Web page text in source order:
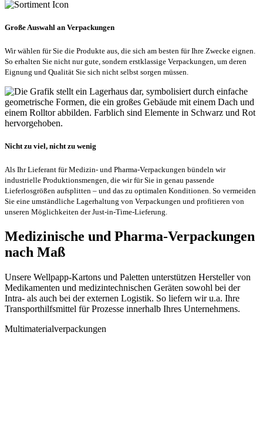
Große Auswahl an Verpackungen
Wir wählen für Sie die Produkte aus, die sich am besten für Ihre Zwecke eignen.
So erhalten Sie nicht nur gute, sondern erstklassige Verpackungen, um deren
Eignung und Qualität Sie sich nicht selbst sorgen müssen.
Nicht zu viel, nicht zu wenig
Als Ihr Lieferant für Medizin- und Pharma-Verpackungen bündeln wir
industrielle Produktionsmengen, die wir für Sie in genau passende
Lieferlosgrößen aufsplitten – und das zu optimalen Konditionen. So vermeiden
Sie eine umständliche Lagerhaltung von Verpackungen und profitieren von
unseren Möglichkeiten der Just-in-Time-Lieferung.
Medizinische und Pharma-Verpackungen
nach Maß
Unsere Wellpapp-Kartons und Paletten unterstützen Hersteller von
Medikamenten und medizintechnischen Geräten sowohl bei der
Intra- als auch bei der externen Logistik. So liefern wir u.a. Ihre
Transporthilfsmittel für Prozesse innerhalb Ihres Unternehmens.
Multimaterialverpackungen